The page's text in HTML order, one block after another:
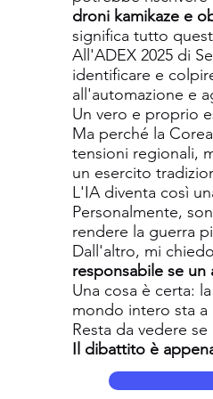
droni kamikaze e
significa tutto
All'ADEX 2025 di
identificare e
all'automazione e
Un vero e proprio
Ma perché la
tensioni regionali,
un esercito
L'IA diventa così
Personalmente,
rendere la guerra
Dall'altro, mi
responsabile se
Una cosa è certa:
mondo intero sta a
Resta da vedere
Il dibattito è